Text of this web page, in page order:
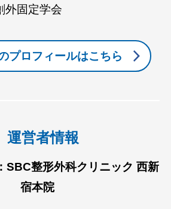
外固定学会
プロフィールはこちら
運営者情報
SBC整形外科クリニック 西新
宿本院